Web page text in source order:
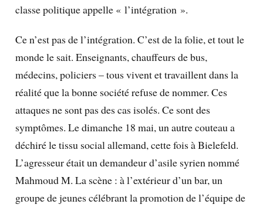
classe politique appelle « l’intégration ».
Ce n’est pas de l’intégration. C’est de la folie, et tout le
monde le sait. Enseignants, chauffeurs de bus,
médecins, policiers – tous vivent et travaillent dans la
réalité que la bonne société refuse de nommer. Ces
attaques ne sont pas des cas isolés. Ce sont des
symptômes. Le dimanche 18 mai, un autre couteau a
déchiré le tissu social allemand, cette fois à Bielefeld.
L’agresseur était un demandeur d’asile syrien nommé
Mahmoud M. La scène : à l’extérieur d’un bar, un
groupe de jeunes célébrant la promotion de l’équipe de